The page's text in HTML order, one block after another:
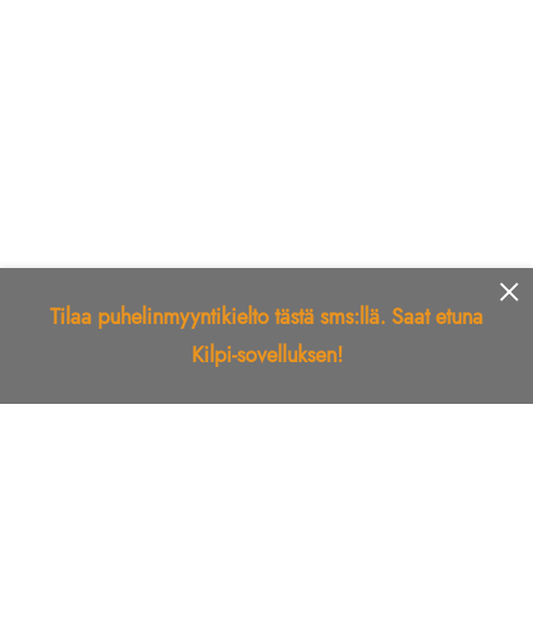
Tilaa puhelinmyyntikielto tästä sms:llä. Saat etuna
Kilpi-sovelluksen!